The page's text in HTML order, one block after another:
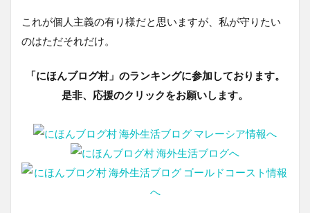
これが個人主義の有り様だと思いますが、私が守りたい
のはただそれだけ。
「にほんブログ村」のランキングに参加しております。
是非、応援のクリックをお願いします。